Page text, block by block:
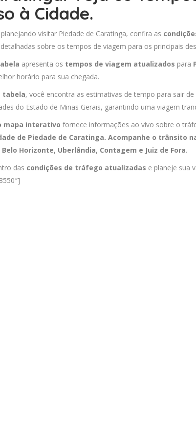
à Cidade.
visitar Piedade de Caratinga, confira as
sobre os tempos de viagem para os principais
apresenta os tempos de viagem atualizados para
horário para sua chegada.
tabela, você encontra as estimativas de tempo para sair
do Estado de Minas Gerais, garantindo uma viagem
mapa interativo fornece informações ao vivo sobre o
de Piedade de Caratinga. Acompanhe o trânsito
Belo Horizonte, Uberlândia, Contagem e Juiz de Fora.
das condições de tráfego atualizadas e planeje sua